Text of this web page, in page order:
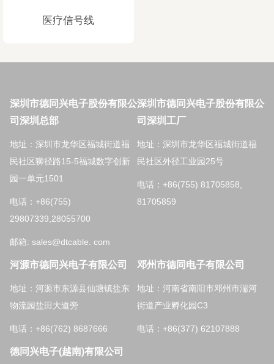
医疗信号线
深圳市德同兴电子股份有限公
司深圳总部
地址：深圳市龙华区福城街道福
民社区狮径路15-5福城数字创新
园一单元1501
电话：+86(755)
29807339,28055700
邮箱: sales@dtcable. com
深圳市德同兴电子股份有限公
司深圳工厂
地址：深圳市龙华区福城街道福
民社区外径工业园25号
电话：+86(755) 81705858,
81705859
河源市德同兴电子有限公司
地址：河源市东源县仙塘镇盐东
物流园盐田大道旁
电话：+86(762) 8687666
邓州市德同电子有限公司
地址：河南省南阳市邓州市湍河
街道产业孵化园C3
电话：+86(377) 62107888
德同兴电子(越南)有限公司